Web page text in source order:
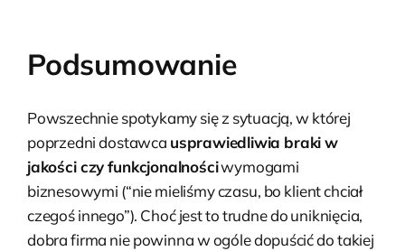
Podsumowanie
Powszechnie spotykamy się z sytuacją, w której
poprzedni dostawca usprawiedliwia braki w
jakości czy funkcjonalnościwymogami
biznesowymi (“nie mieliśmy czasu, bo klient chciał
czegoś innego”). Choć jest to trudne do uniknięcia,
dobra firma nie powinna w ogóle dopuścić do takiej